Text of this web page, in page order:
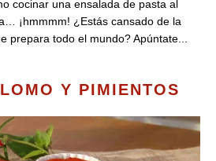
cocinar una ensalada de pasta al
¡hmmmm! ¿Estás cansado de la
prepara todo el mundo? Apúntate...
Y PIMIENTOS